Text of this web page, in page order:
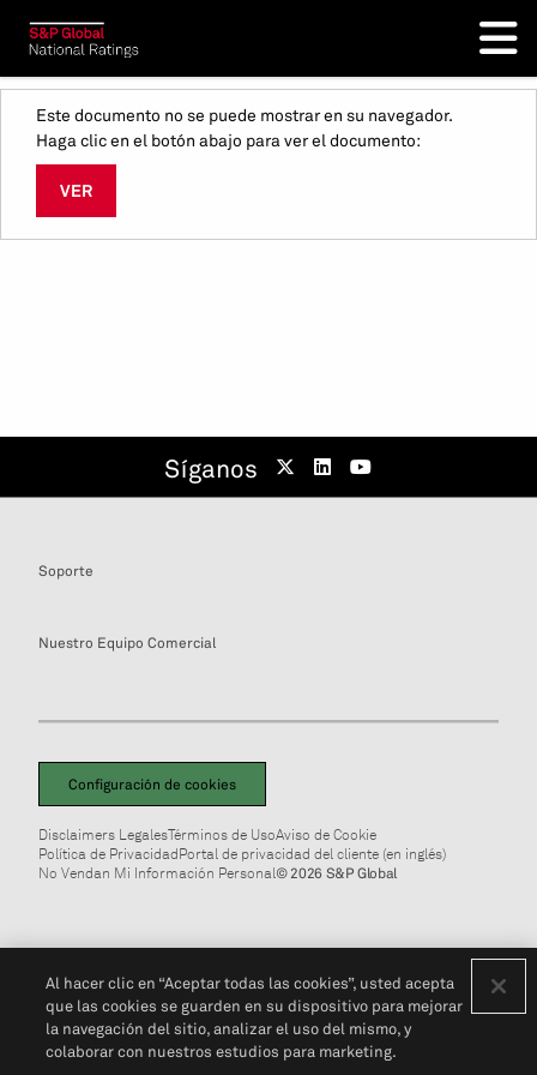
Este documento no se puede mostrar en su navegador.
Haga clic en el botón abajo para ver el documento:
VER
Síganos
Soporte
Nuestro Equipo Comercial
Configuración de cookies
Disclaimers LegalesTérminos de UsoAviso de Cookie
Política de PrivacidadPortal de privacidad del cliente (en inglés)
No Vendan Mi Información Personal© 2026 S&P Global
Al hacer clic en “Aceptar todas las cookies”, usted acepta
que las cookies se guarden en su dispositivo para mejorar
la navegación del sitio, analizar el uso del mismo, y
colaborar con nuestros estudios para marketing.